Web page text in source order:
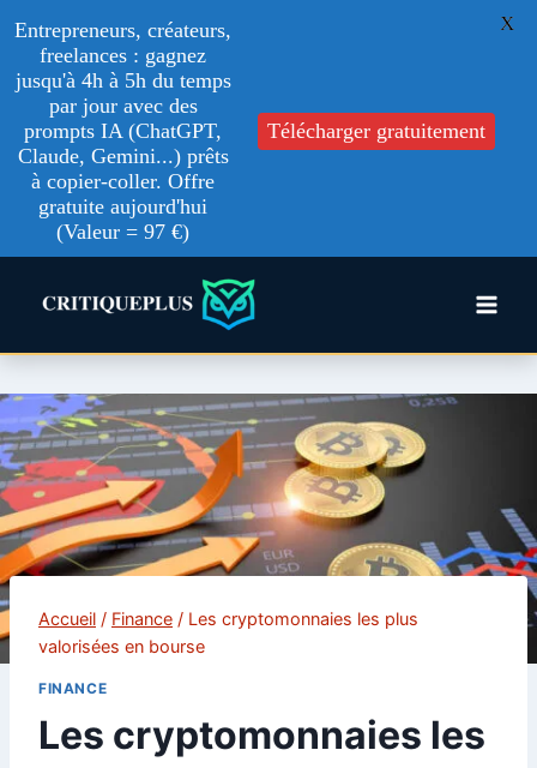
Accueil / Finance / Les cryptomonnaies les plus
valorisées en bourse
FINANCE
Les cryptomonnaies les
Entrepreneurs, créateurs,
freelances : gagnez
jusqu'à 4h à 5h du temps
par jour avec des
prompts IA (ChatGPT,
Claude, Gemini...) prêts
à copier-coller. Offre
gratuite aujourd'hui
(Valeur = 97 €)
Télécharger gratuitement
X